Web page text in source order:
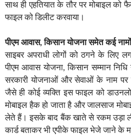
साथ ही एहतियात के तौर पर मोबाइल को
फाइल को डिलीट करवाया।
पीएम आवास, किसान योजना समेत कई
साइबर अपराधी लोगों को ठगने के लिए
पीएम आवास योजना, किसान सम्मान
सरकारी योजनाओं और सेवाओं के नाम पर
जैसे ही कोई व्यक्ति इस फाइल को
मोबाइल हैक हो जाता है और जालसाज
लेते हैं। इसके बाद बैंक खाते से रकम उड़ा ली
कार्ड बताकर भी एपीके फाइल भेजे जाने के